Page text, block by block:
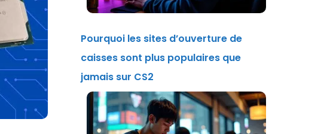
Pourquoi les sites d’ouverture de
caisses sont plus populaires que
jamais sur CS2